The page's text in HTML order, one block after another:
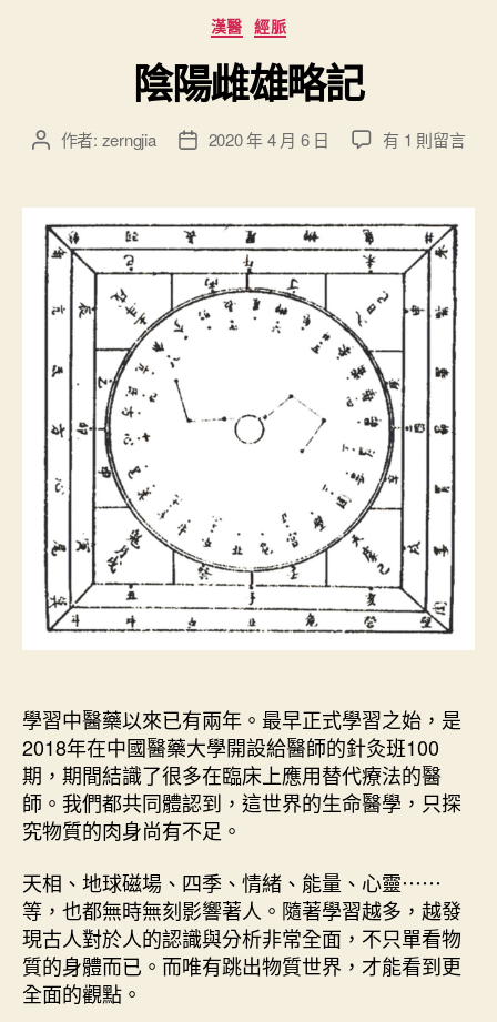
分
類
漢醫 經脈
陰陽雌雄略記
文
者
作者: zerngjia
文
佈
日
2020 年 4 月 6 日
在
陽
雌
雄
記
中
有 1 則留言
學習中醫藥以來已有兩年。最早正式學習之始，是
2018年在中國醫藥大學開設給醫師的針灸班100
期，期間結識了很多在臨床上應用替代療法的醫
師。我們都共同體認到，這世界的生命醫學，只探
究物質的肉身尚有不足。
天相、地球磁場、四季、情緒、能量、心靈⋯⋯
等，也都無時無刻影響著人。隨著學習越多，越發
現古人對於人的認識與分析非常全面，不只單看物
質的身體而已。而唯有跳出物質世界，才能看到更
全面的觀點。